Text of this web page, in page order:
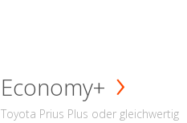
Economy+
Toyota Prius Plus oder gleichwertig